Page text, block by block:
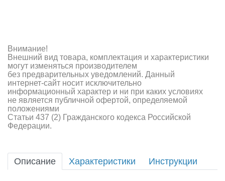
Аппаратура и электроника
Аккумуляторы и батарейки
Зарядные устройства и блоки питания
Двигатели
Технические жидкости
Оптовая продажа запчастей для моделей
Внимание!
Внешний вид товара, комплектация и характеристики
могут изменяться производителем
без предварительных уведомлений. Данный
интернет-сайт носит исключительно
информационный характер и ни при каких условиях
не является публичной офертой, определяемой
положениями
Статьи 437 (2) Гражданского кодекса Российской
Федерации.
Описание Характеристики Инструкции